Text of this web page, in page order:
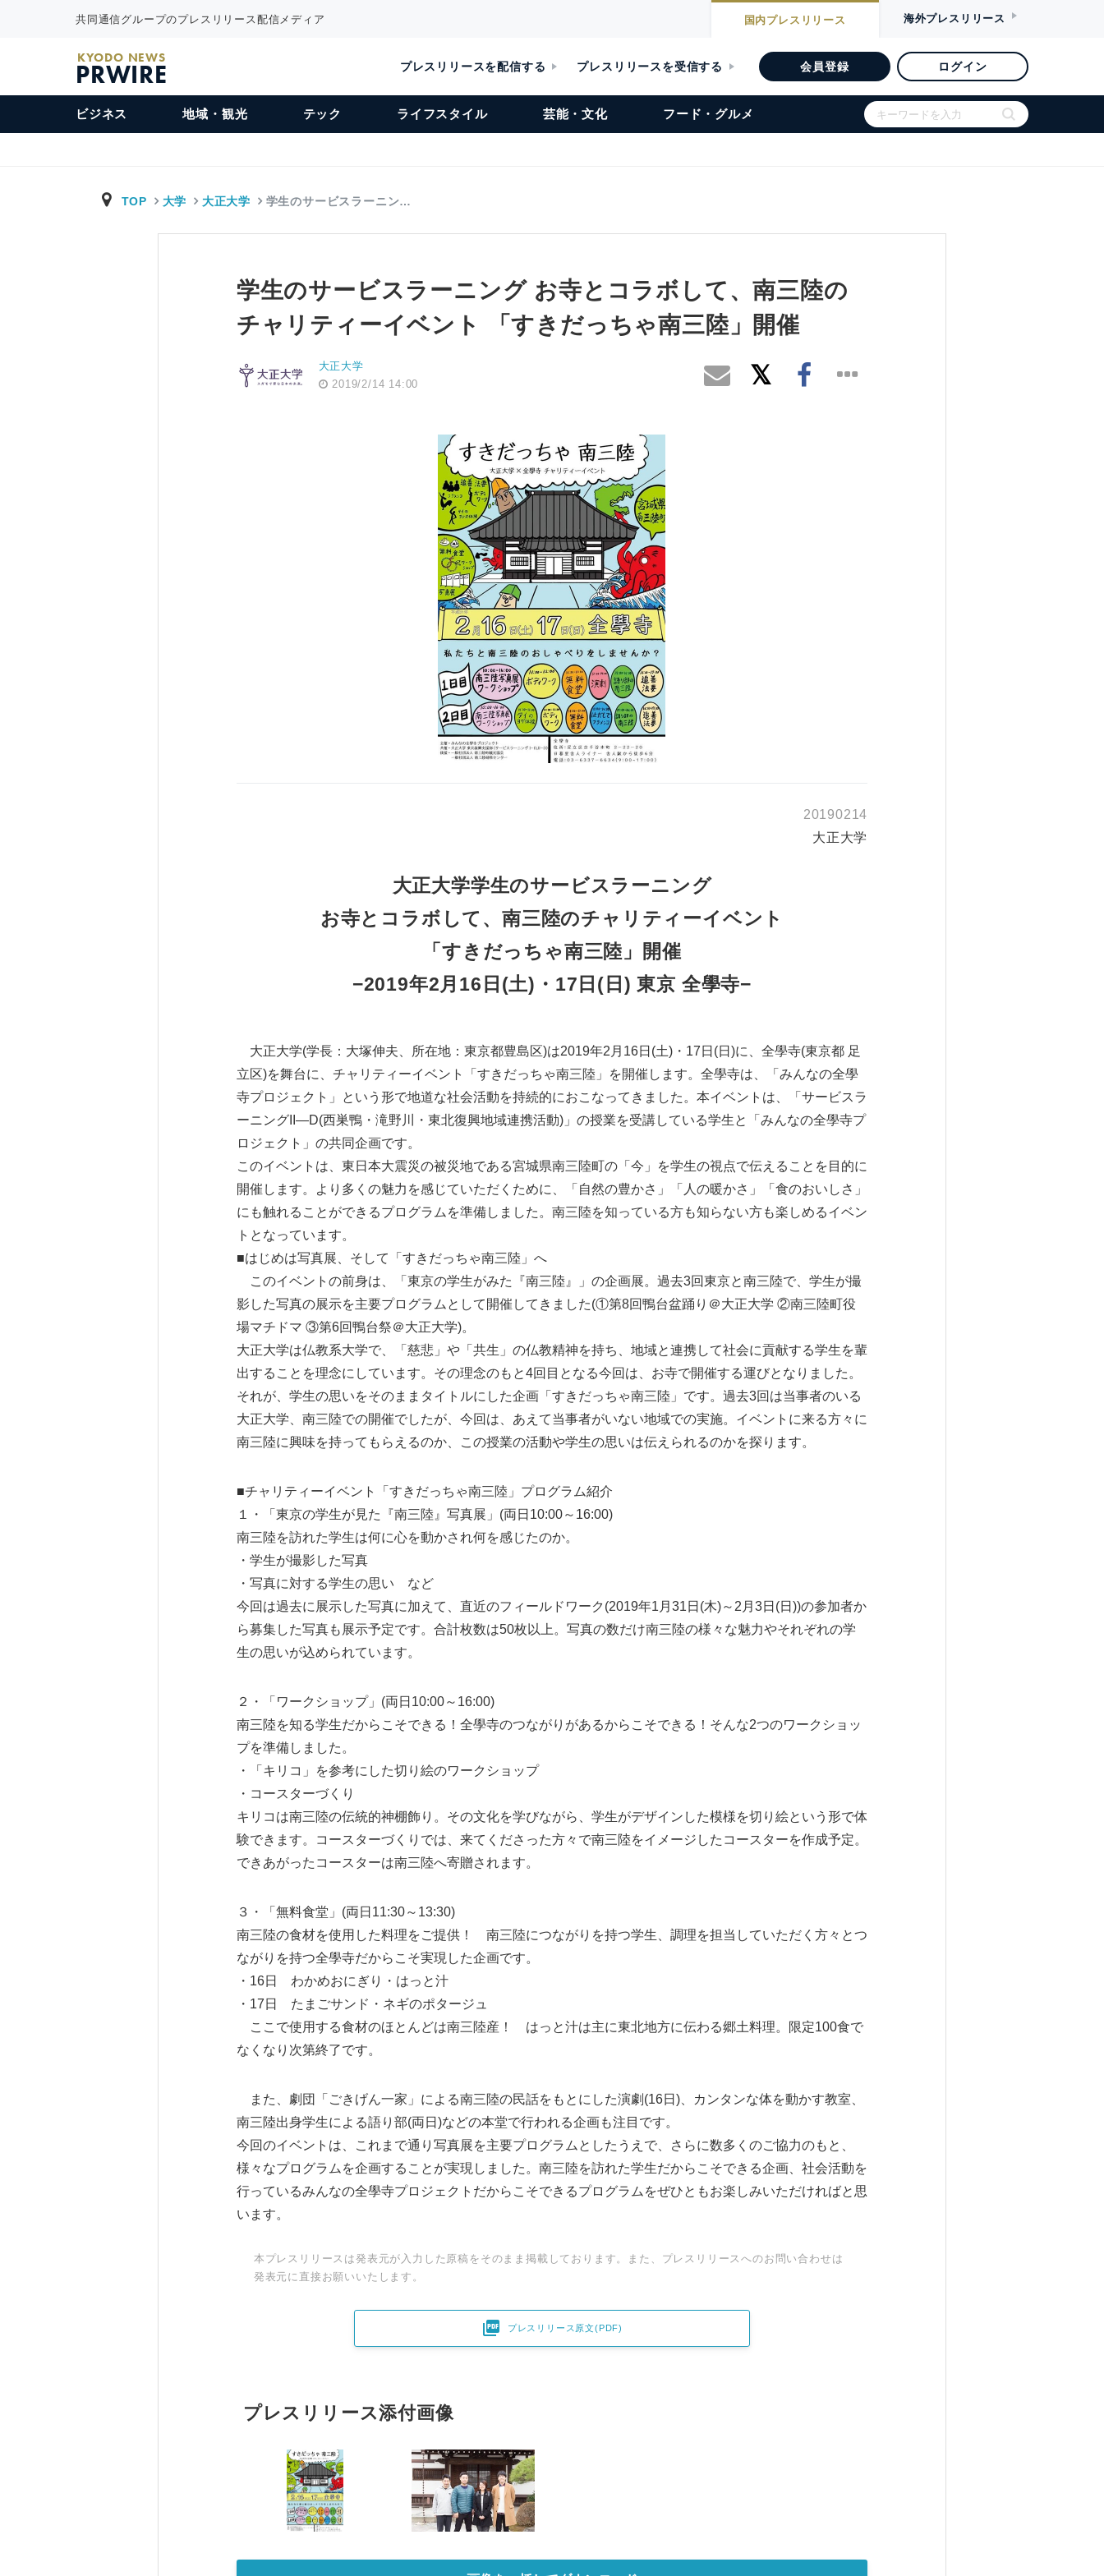
共同通信グループのプレスリリース配信メディア 国内プレスリリース 海外プレスリリース
KYODO NEWS
PRWIRE プレスリリースを配信する プレスリリースを受信する 会員登録 ログイン
ビジネス 地域・観光 テック ライフスタイル 芸能・文化 フード・グルメ
TOP 大学 大正大学 学生のサービスラーニン…
学生のサービスラーニング お寺とコラボして、南三陸の
チャリティーイベント 「すきだっちゃ南三陸」開催
大正大学
2019/2/14 14:00
20190214
大正大学
大正大学学生のサービスラーニング
お寺とコラボして、南三陸のチャリティーイベント
「すきだっちゃ南三陸」開催
−2019年2月16日(土)・17日(日) 東京 全學寺−
大正大学(学長：大塚伸夫、所在地：東京都豊島区)は2019年2月16日(土)・17日(日)に、全學寺(東京都 足
立区)を舞台に、チャリティーイベント「すきだっちゃ南三陸」を開催します。全學寺は、「みんなの全學
寺プロジェクト」という形で地道な社会活動を持続的におこなってきました。本イベントは、「サービスラ
ーニングII―D(西巣鴨・滝野川・東北復興地域連携活動)」の授業を受講している学生と「みんなの全學寺プ
ロジェクト」の共同企画です。
このイベントは、東日本大震災の被災地である宮城県南三陸町の「今」を学生の視点で伝えることを目的に
開催します。より多くの魅力を感じていただくために、「自然の豊かさ」「人の暖かさ」「食のおいしさ」
にも触れることができるプログラムを準備しました。南三陸を知っている方も知らない方も楽しめるイベン
トとなっています。
■はじめは写真展、そして「すきだっちゃ南三陸」へ
このイベントの前身は、「東京の学生がみた『南三陸』」の企画展。過去3回東京と南三陸で、学生が撮
影した写真の展示を主要プログラムとして開催してきました(①第8回鴨台盆踊り＠大正大学 ②南三陸町役
場マチドマ ③第6回鴨台祭＠大正大学)。
大正大学は仏教系大学で、「慈悲」や「共生」の仏教精神を持ち、地域と連携して社会に貢献する学生を輩
出することを理念にしています。その理念のもと4回目となる今回は、お寺で開催する運びとなりました。
それが、学生の思いをそのままタイトルにした企画「すきだっちゃ南三陸」です。過去3回は当事者のいる
大正大学、南三陸での開催でしたが、今回は、あえて当事者がいない地域での実施。イベントに来る方々に
南三陸に興味を持ってもらえるのか、この授業の活動や学生の思いは伝えられるのかを探ります。
■チャリティーイベント「すきだっちゃ南三陸」プログラム紹介
１・「東京の学生が見た『南三陸』写真展」(両日10:00～16:00)
南三陸を訪れた学生は何に心を動かされ何を感じたのか。
・学生が撮影した写真
・写真に対する学生の思い など
今回は過去に展示した写真に加えて、直近のフィールドワーク(2019年1月31日(木)～2月3日(日))の参加者か
ら募集した写真も展示予定です。合計枚数は50枚以上。写真の数だけ南三陸の様々な魅力やそれぞれの学
生の思いが込められています。
２・「ワークショップ」(両日10:00～16:00)
南三陸を知る学生だからこそできる！全學寺のつながりがあるからこそできる！そんな2つのワークショッ
プを準備しました。
・「キリコ」を参考にした切り絵のワークショップ
・コースターづくり
キリコは南三陸の伝統的神棚飾り。その文化を学びながら、学生がデザインした模様を切り絵という形で体
験できます。コースターづくりでは、来てくださった方々で南三陸をイメージしたコースターを作成予定。
できあがったコースターは南三陸へ寄贈されます。
３・「無料食堂」(両日11:30～13:30)
南三陸の食材を使用した料理をご提供！ 南三陸につながりを持つ学生、調理を担当していただく方々とつ
ながりを持つ全學寺だからこそ実現した企画です。
・16日 わかめおにぎり・はっと汁
・17日 たまごサンド・ネギのポタージュ
ここで使用する食材のほとんどは南三陸産！ はっと汁は主に東北地方に伝わる郷土料理。限定100食で
なくなり次第終了です。
また、劇団「ごきげん一家」による南三陸の民話をもとにした演劇(16日)、カンタンな体を動かす教室、
南三陸出身学生による語り部(両日)などの本堂で行われる企画も注目です。
今回のイベントは、これまで通り写真展を主要プログラムとしたうえで、さらに数多くのご協力のもと、
様々なプログラムを企画することが実現しました。南三陸を訪れた学生だからこそできる企画、社会活動を
行っているみんなの全學寺プロジェクトだからこそできるプログラムをぜひともお楽しみいただければと思
います。
本プレスリリースは発表元が入力した原稿をそのまま掲載しております。また、プレスリリースへのお問い合わせは
発表元に直接お願いいたします。
 プレスリリース原文(PDF)
プレスリリース添付画像
Japanese
English